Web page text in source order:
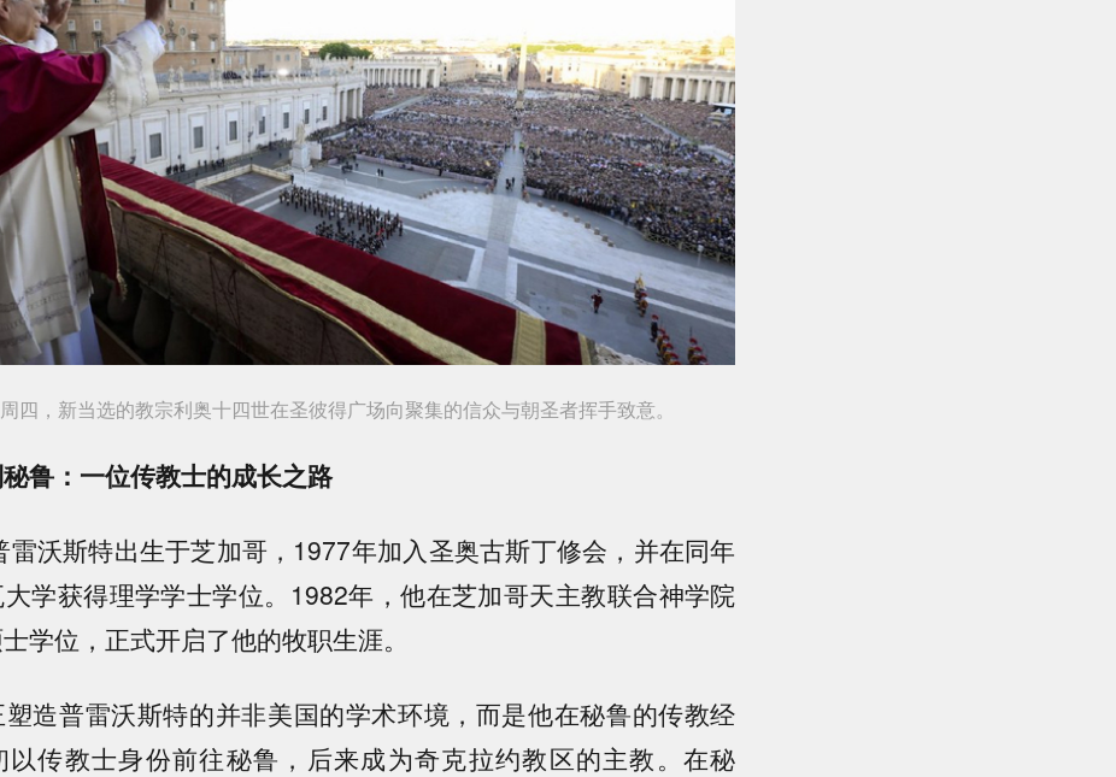
四，新当选的教宗利奥十四世在圣彼得广场向聚集的信众与朝圣者挥手致意。
鲁：一位传教士的成长之路
雷沃斯特出生于芝加哥，1977年加入圣奥古斯丁修会，并在同年
学获得理学学士学位。1982年，他在芝加哥天主教联合神学院
学位，正式开启了他的牧职生涯。
造普雷沃斯特的并非美国的学术环境，而是他在秘鲁的传教经
以传教士身份前往秘鲁，后来成为奇克拉约教区的主教。在秘